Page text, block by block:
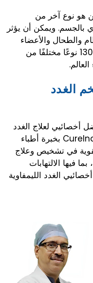
هو نوع آخر من
بالجسم. ويمكن أن يؤثر
والطحال والأعضاء
الليمفاوية. تم التعرف على أكثر من 130 نوعًا مختلفًا من
الغدد
أخصائيي لعلاج الغدد
الليمفاوية في الهند. تتمتع شركة CureIndia بخبرة أطباء
في تشخيص وعلاج
فيها الالتهابات
الغدد الليمفاوية